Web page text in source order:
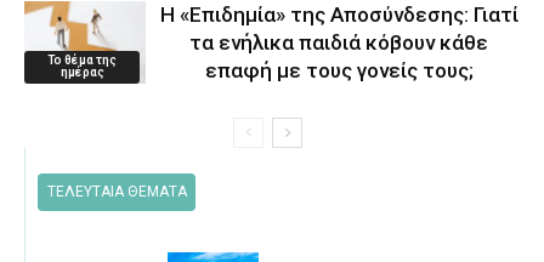
Το θέμα της
ημέρας
Η «Επιδημία» της Αποσύνδεσης: Γιατί
τα ενήλικα παιδιά κόβουν κάθε
επαφή με τους γονείς τους;
ΤΕΛΕΥΤΑΙΑ ΘΕΜΑΤΑ